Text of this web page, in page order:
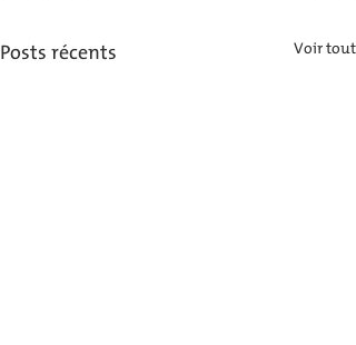
Posts récents Voir tout